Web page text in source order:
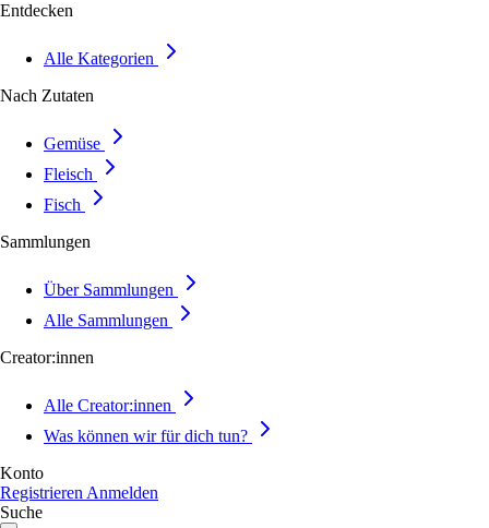
Entdecken
Alle Kategorien
Nach Zutaten
Gemüse
Fleisch
Fisch
Sammlungen
Über Sammlungen
Alle Sammlungen
Creator:innen
Alle Creator:innen
Was können wir für dich tun?
Konto
Registrieren Anmelden
Suche